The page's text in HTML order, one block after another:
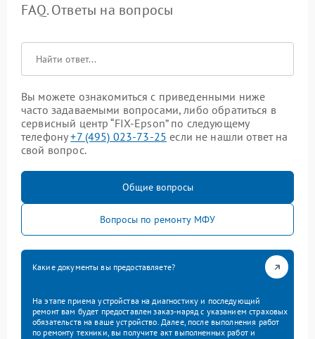
FAQ. Ответы на вопросы
Вы можете ознакомиться с приведенными ниже
часто задаваемыми вопросами, либо обратиться в
сервисный центр “FIX-Epson” по следующему
телефону+7 (495) 023-73-25 если не нашли ответ на
свой вопрос.
Общие вопросы
Вопросы по ремонту МФУ
Какие документы вы предоставляете?
На этапе приема устройства на диагностику и последующий
ремонт вам будет предоставлен заказ-наряд с указанием страховых
обязательств на ваше устройство. Далее, после выполнения работ
по ремонту техники, вы получите акт выполненных работ и